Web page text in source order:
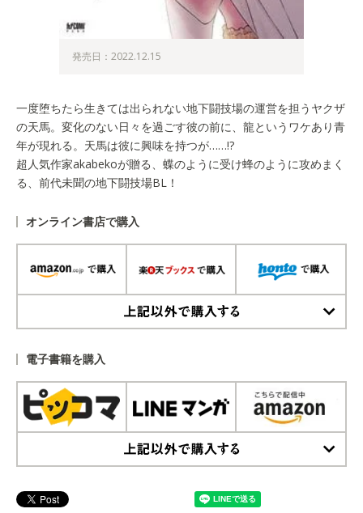
発売日：2022.12.15
一度堕ちたら生きては出られない地下闘技場の運営を担うヤクザ
の天馬。変化のない日々を過ごす彼の前に、龍というワケあり青
年が現れる。天馬は彼に興味を持つが……!?
超人気作家akabekoが贈る、蝶のように受け蜂のように攻めまく
る、前代未聞の地下闘技場BL！
オンライン書店で購入
電子書籍を購入